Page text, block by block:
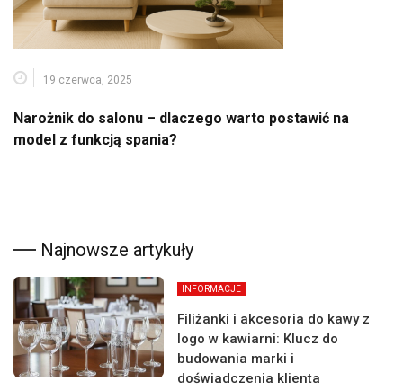
19 czerwca, 2025
Narożnik do salonu – dlaczego warto postawić na
model z funkcją spania?
Najnowsze artykuły
INFORMACJE
Filiżanki i akcesoria do kawy z
logo w kawiarni: Klucz do
budowania marki i
doświadczenia klienta